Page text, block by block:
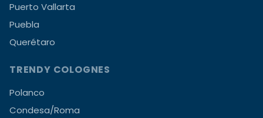
Puerto Vallarta
Puebla
Querétaro
TRENDY COLOGNES
Polanco
Condesa/Roma